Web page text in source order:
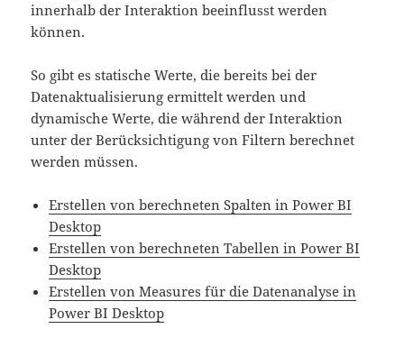
innerhalb der Interaktion beeinflusst werden
können.
So gibt es statische Werte, die bereits bei der
Datenaktualisierung ermittelt werden und
dynamische Werte, die während der Interaktion
unter der Berücksichtigung von Filtern berechnet
werden müssen.
Erstellen von berechneten Spalten in Power BI
Desktop
Erstellen von berechneten Tabellen in Power BI
Desktop
Erstellen von Measures für die Datenanalyse in
Power BI Desktop